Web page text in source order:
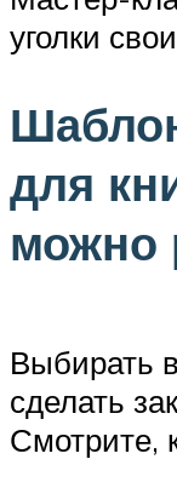
уголки
для
можно
Выбирать
сделать
Смотрите,